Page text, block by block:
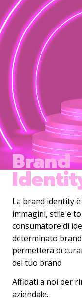
Brand
La brand identity
immagini, stile e
consumatore di
determinato
permetterà di
del tuo brand.
Affidati a noi per
aziendale.